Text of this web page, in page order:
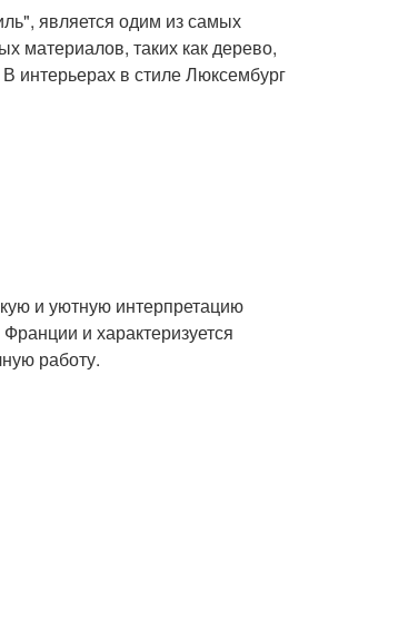
является одим из самых
материалов, таких как дерево,
интерьерах в стиле Люксембург
и уютную интерпретацию
и характеризуется
работу.